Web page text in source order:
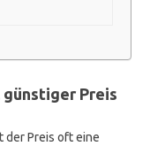
Preis
der Preis oft eine